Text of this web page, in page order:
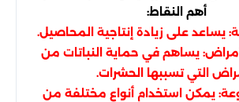
أهم النقاط:
يساعد على زيادة إنتاجية المحاصيل.
يساهم في حماية النباتات من
التي تسببها الحشرات.
يمكن استخدام أنواع مختلفة من